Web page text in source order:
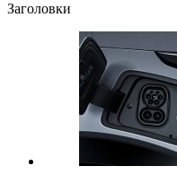
Заголовки